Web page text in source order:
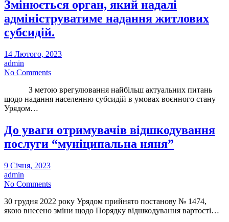
Змінюється орган, який надалі
адмініструватиме надання житлових
субсидій.
14 Лютого, 2023
admin
No Comments
З метою врегулювання найбільш актуальних питань
щодо надання населенню субсидій в умовах воєнного стану
Урядом…
До уваги отримувачів відшкодування
послуги “муніципальна няня”
9 Січня, 2023
admin
No Comments
30 грудня 2022 року Урядом прийнято постанову № 1474,
якою внесено зміни щодо Порядку відшкодування вартості…